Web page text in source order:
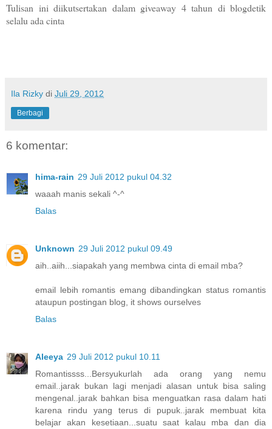
Tulisan ini diikutsertakan dalam giveaway 4 tahun di blogdetik
selalu ada cinta
Ila Rizky di Juli 29, 2012
Berbagi
6 komentar:
hima-rain 29 Juli 2012 pukul 04.32
waaah manis sekali ^-^
Balas
Unknown 29 Juli 2012 pukul 09.49
aih..aiih...siapakah yang membwa cinta di email mba?
email lebih romantis emang dibandingkan status romantis
ataupun postingan blog, it shows ourselves
Balas
Aleeya 29 Juli 2012 pukul 10.11
Romantissss...Bersyukurlah ada orang yang nemu
email..jarak bukan lagi menjadi alasan untuk bisa saling
mengenal..jarak bahkan bisa menguatkan rasa dalam hati
karena rindu yang terus di pupuk..jarak membuat kita
belajar akan kesetiaan...suatu saat kalau mba dan dia